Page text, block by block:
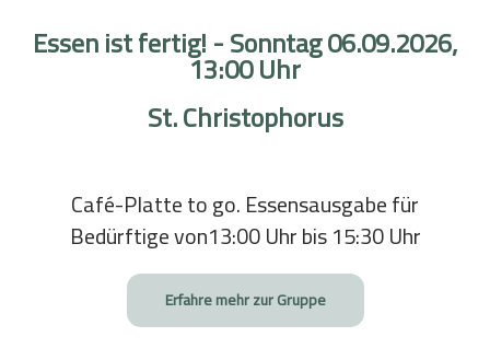
Essen ist fertig! - Sonntag 06.09.2026,
13:00 Uhr
St. Christophorus
Café-Platte to go. Essensausgabe für
Bedürftige von13:00 Uhr bis 15:30 Uhr
Erfahre mehr zur Gruppe